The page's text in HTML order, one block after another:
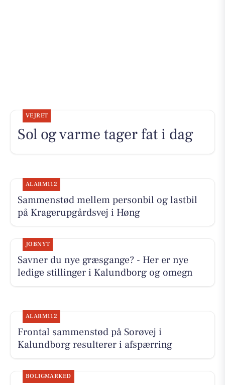
VEJRET
Sol og varme tager fat i dag
ALARM112
Sammenstød mellem personbil og lastbil
på Kragerupgårdsvej i Høng
JOBNYT
Savner du nye græsgange? - Her er nye
ledige stillinger i Kalundborg og omegn
ALARM112
Frontal sammenstød på Sorøvej i
Kalundborg resulterer i afspærring
BOLIGMARKED